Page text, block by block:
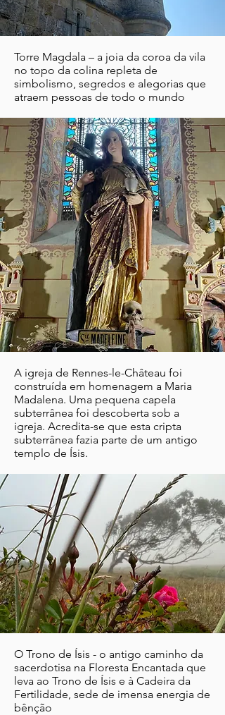
Torre Magdala – a joia da coroa da vila
no topo da colina repleta de
simbolismo, segredos e alegorias que
atraem pessoas de todo o mundo
A igreja de Rennes-le-Château foi
construída em homenagem a Maria
Madalena. Uma pequena capela
subterrânea foi descoberta sob a
igreja. Acredita-se que esta cripta
subterrânea fazia parte de um antigo
templo de Ísis.
O Trono de Ísis - o antigo caminho da
sacerdotisa na Floresta Encantada que
leva ao Trono de Ísis e à Cadeira da
Fertilidade, sede de imensa energia de
bênção